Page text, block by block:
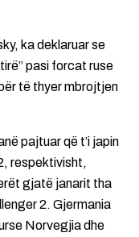
ka deklaruar se
pasi forcat ruse
të thyer mbrojtjen
pajtuar që t’i japin
respektivisht,
gjatë janarit tha
2. Gjermania
Norvegjia dhe